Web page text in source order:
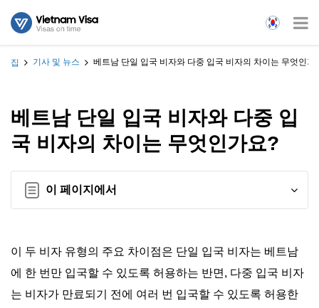
집 기사 및 뉴스 베트남 단일 입국 비자와 다중 입국 비자의 차이는 무엇인가
베트남 단일 입국 비자와 다중 입
국 비자의 차이는 무엇인가요?
이 페이지에서
이 두 비자 유형의 주요 차이점은 단일 입국 비자는 베트남
에 한 번만 입국할 수 있도록 허용하는 반면, 다중 입국 비자
는 비자가 만료되기 전에 여러 번 입국할 수 있도록 허용한